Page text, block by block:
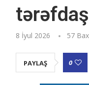
8 İyul 2026 57
PAYLAŞ 0